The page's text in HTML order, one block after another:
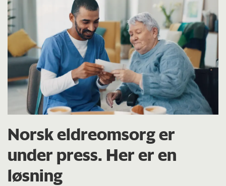
Norsk eldreomsorg er
under press. Her er en
løsning